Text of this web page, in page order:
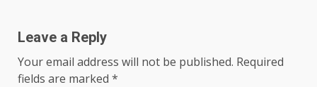
Leave a Reply
Your email address will not be published. Required
fields are marked *